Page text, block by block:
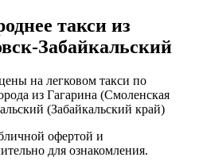
такси из
Забайкальский
на легковом такси по
из Гагарина (Смоленская
(Забайкальский край)
офертой и
для ознакомления.